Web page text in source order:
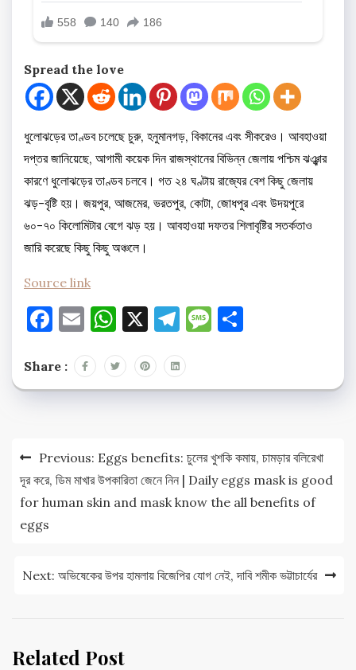
Spread the love
ধুলোঝড়ের তাণ্ডব চলেছে চুরু, হনুমানগড়, বিকানের এবং সীকরেও। আবহাওয়া
দপ্তর জানিয়েছে, আগামী কয়েক দিন রাজস্থানের বিভিন্ন জেলায় পশ্চিম ঝঞ্ঝার
কারণে ধুলোঝড়ের তাণ্ডব চলবে। গত ২৪ ঘণ্টায় রাজ্যের বেশ কিছু জেলায়
ঝড়-বৃষ্টি হয়। জয়পুর, আজমের, ভরতপুর, কোটা, জোধপুর এবং উদয়পুরে
৬০-৭০ কিলোমিটার বেগে ঝড় হয়। আবহাওয়া দফতর শিলাবৃষ্টির সতর্কতাও
জারি করেছে কিছু কিছু অঞ্চলে।
Source link
Facebook
EmailWhatsApp
X Telegram
Message
Share :
Post
navigation
Previous: Eggs benefits: চুলের খুশকি কমায়, চামড়ার বলিরেখা
দূর করে, ডিম মাখার উপকারিতা জেনে নিন | Daily eggs mask is good
for human skin and mask know the all benefits of
eggs
Next: অভিষেকের উপর হামলায় বিজেপির যোগ নেই, দাবি শমীক ভট্টাচার্যের
Related Post